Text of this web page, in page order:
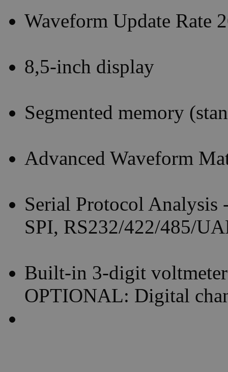
Waveform Update Rate
8,5-inch display
Segmented memory
Advanced Waveform
Serial Protocol
SPI, RS232/422/485/
Built-in 3-digit
OPTIONAL: Digital